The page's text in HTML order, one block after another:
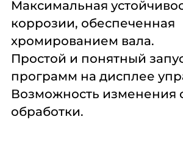
Максимальная
коррозии, обеспеченная
хромированием вала.
Простой и понятный
программ на дисплее
Возможность изменения
обработки.